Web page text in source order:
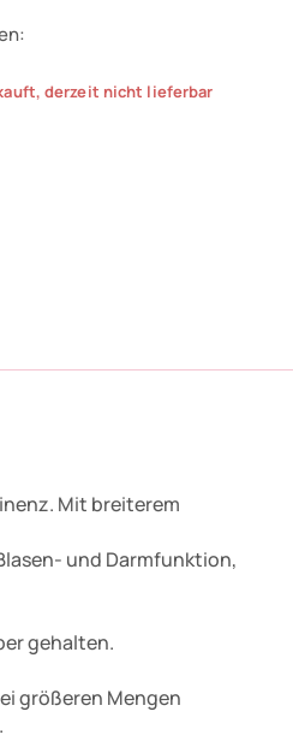
derzeit nicht lieferbar
Mit breiterem
und Darmfunktion,
gehalten.
größeren Mengen